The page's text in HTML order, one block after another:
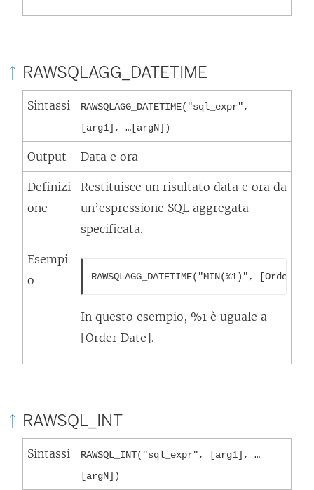
RAWSQLAGG_DATETIME
Sintassi
RAWSQLAGG_DATETIME("sql_expr",
[arg1], …[argN])
Output Data e ora
Definizi
one
Restituisce un risultato data e ora da
un’espressione SQL aggregata
specificata.
Esempi
o
RAWSQLAGG_DATETIME("MIN(%1)", [Order
In questo esempio, %1 è uguale a
[Order Date].
RAWSQL_INT
Sintassi
RAWSQL_INT("sql_expr", [arg1], …
[argN])